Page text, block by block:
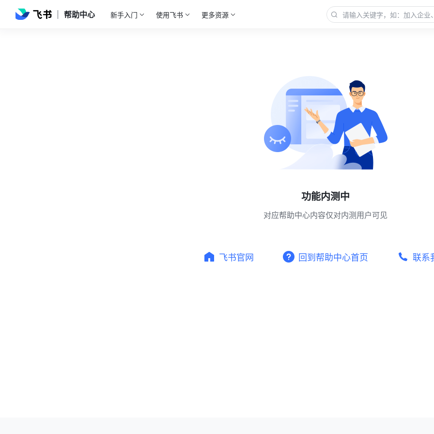
帮助中心 新手入门 使用飞书 更多资源
功能内测中
对应帮助中心内容仅对内测用户可见
飞书官网 回到帮助中心首页 联系